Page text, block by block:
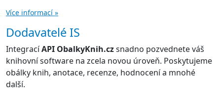
Více informací »
Dodavatelé IS
IntegracíAPI ObalkyKnih.czsnadno pozvednete váš
knihovní software na zcela novou úroveň. Poskytujeme
obálky knih, anotace, recenze, hodnocení a mnohé
další.